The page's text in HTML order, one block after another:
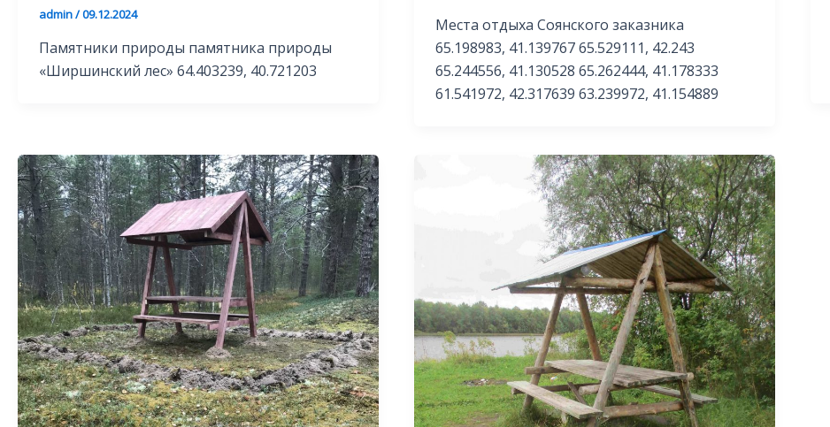
admin/09.12.2024
Памятники природы памятника природы
«Ширшинский лес» 64.403239, 40.721203
Места отдыха Соянского заказника
65.198983, 41.139767 65.529111, 42.243
65.244556, 41.130528 65.262444, 41.178333
61.541972, 42.317639 63.239972, 41.154889